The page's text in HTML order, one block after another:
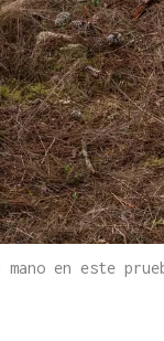
en este